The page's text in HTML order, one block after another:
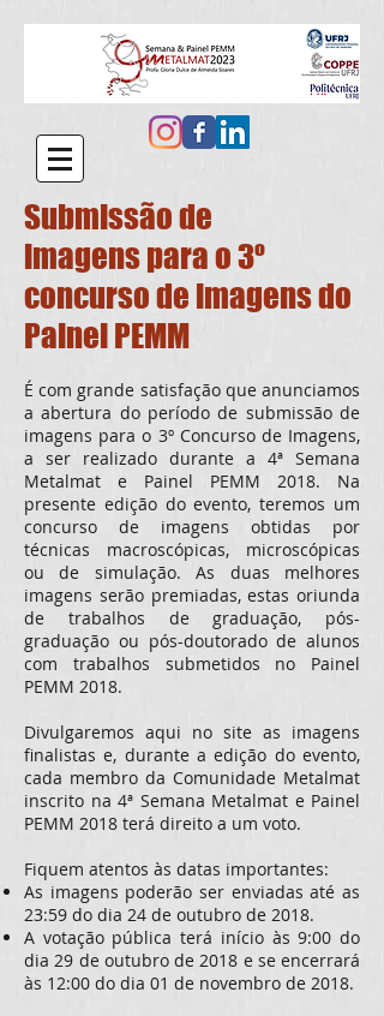
Submissão de
imagens para o 3º
concurso de imagens do
Painel PEMM
É com grande satisfação que anunciamos
a abertura do período de submissão de
imagens para o 3º Concurso de Imagens,
a ser realizado durante a 4ª Semana
Metalmat e Painel PEMM 2018. Na
presente edição do evento, teremos um
concurso de imagens obtidas por
técnicas macroscópicas, microscópicas
ou de simulação. As duas melhores
imagens serão premiadas, estas oriunda
de trabalhos de graduação, pós-
graduação ou pós-doutorado de alunos
com trabalhos submetidos no Painel
PEMM 2018.
Divulgaremos aqui no site as imagens
finalistas e, durante a edição do evento,
cada membro da Comunidade Metalmat
inscrito na 4ª Semana Metalmat e Painel
PEMM 2018 terá direito a um voto.
Fiquem atentos às datas importantes:
As imagens poderão ser enviadas até as
23:59 do dia 24 de outubro de 2018.
A votação pública terá início às 9:00 do
dia 29 de outubro de 2018 e se encerrará
às 12:00 do dia 01 de novembro de 2018.